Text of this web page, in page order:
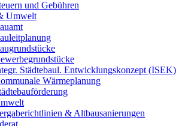
und Gebühren
Umwelt
Städtebaul. Entwicklungskonzept (ISEK)
Wärmeplanung
& Altbausanierungen